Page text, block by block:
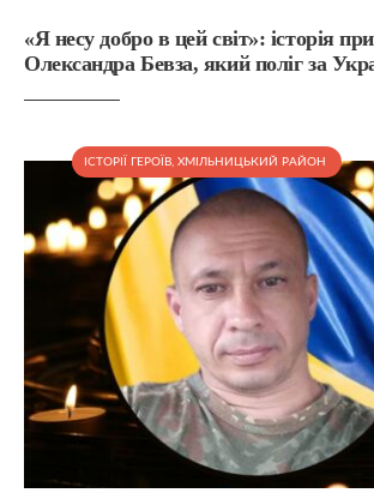
«Я несу добро в цей світ»: історія
Олександра Бевза, який поліг за
ІСТОРІЇ ГЕРОЇВ, ХМІЛЬНИЦЬКИЙ РАЙОН